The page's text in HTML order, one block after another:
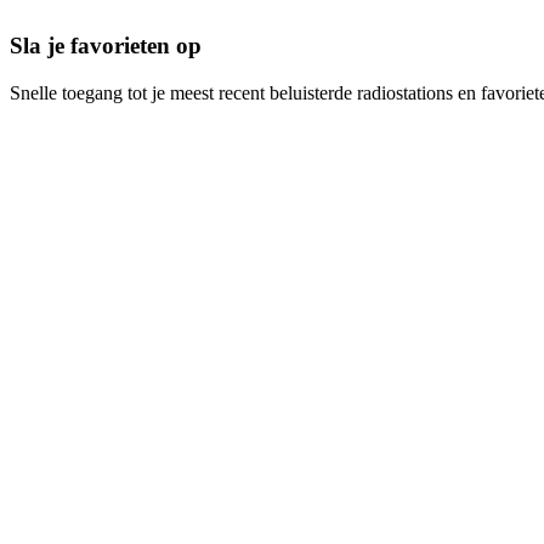
Sla je favorieten op
Snelle toegang tot je meest recent beluisterde radiostations en